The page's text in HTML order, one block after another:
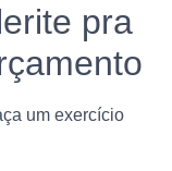
pra
um exercício